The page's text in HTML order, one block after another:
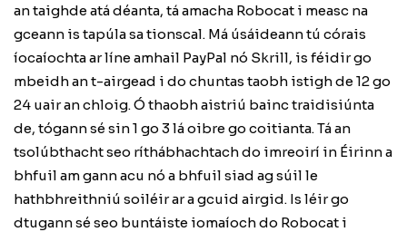
an taighde atá déanta, tá amacha Robocat i measc na
gceann is tapúla sa tionscal. Má úsáideann tú córais
íocaíochta ar líne amhail PayPal nó Skrill, is féidir go
mbeidh an t-airgead i do chuntas taobh istigh de 12 go
24 uair an chloig. Ó thaobh aistriú bainc traidisiúnta
de, tógann sé sin 1 go 3 lá oibre go coitianta. Tá an
tsolúbthacht seo ríthábhachtach do imreoirí in Éirinn a
bhfuil am gann acu nó a bhfuil siad ag súil le
hathbhreithniú soiléir ar a gcuid airgid. Is léir go
dtugann sé seo buntáiste iomaíoch do Robocat i